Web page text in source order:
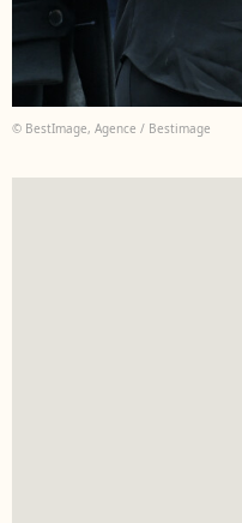
© BestImage, Agence / Bestimage